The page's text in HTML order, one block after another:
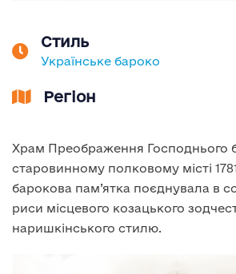
Стиль
Українське бароко
Регіон
Храм Преображення Господнього
старовинному полковому місті
барокова пам’ятка поєднувала в
риси місцевого козацького
наришкінського стилю.